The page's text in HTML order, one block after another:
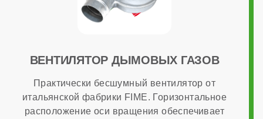
Работа на сжиженном газе
опционально
Способ монтажа
ВЕНТИЛЯТОР ДЫМОВЫХ ГАЗОВ
Практически бесшумный вентилятор от
итальянской фабрики FIME. Горизонтальное
расположение оси вращения обеспечивает